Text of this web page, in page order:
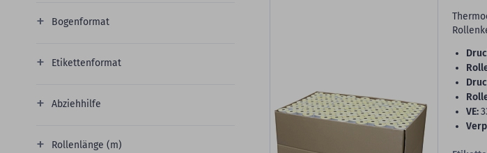
VE:
Bogenformat
Etikettenformat
Abziehhilfe
Rollenlänge (m)